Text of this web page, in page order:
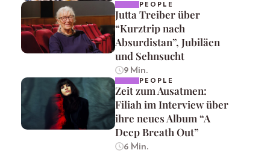
PEOPLE
Jutta Treiber über
“Kurztrip nach
Absurdistan”, Jubiläen
und Sehnsucht
9 Min.
PEOPLE
Zeit zum Ausatmen:
Filiah im Interview über
ihre neues Album “A
Deep Breath Out”
6 Min.